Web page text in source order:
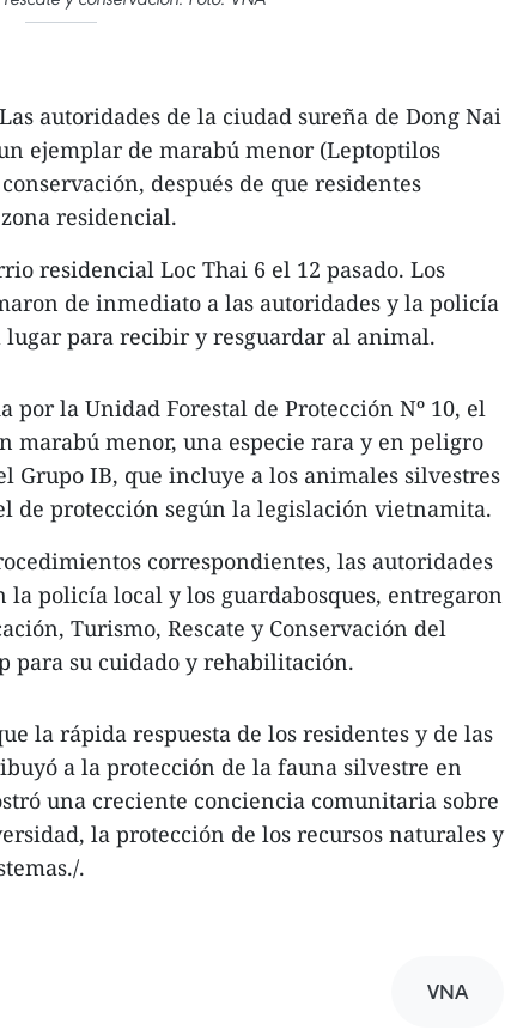
autoridades de la ciudad sureña de Dong Nai
ejemplar de marabú menor (Leptoptilos
después de que residentes
residencial.
residencial Loc Thai 6 el 12 pasado. Los
de inmediato a las autoridades y la policía
para recibir y resguardar al animal.
por la Unidad Forestal de Protección Nº 10, el
marabú menor, una especie rara y en peligro
Grupo IB, que incluye a los animales silvestres
de protección según la legislación vietnamita.
correspondientes, las autoridades
la policía local y los guardabosques, entregaron
Turismo, Rescate y Conservación del
para su cuidado y rehabilitación.
la rápida respuesta de los residentes y de las
a la protección de la fauna silvestre en
una creciente conciencia comunitaria sobre
la protección de los recursos naturales y
.
VNA